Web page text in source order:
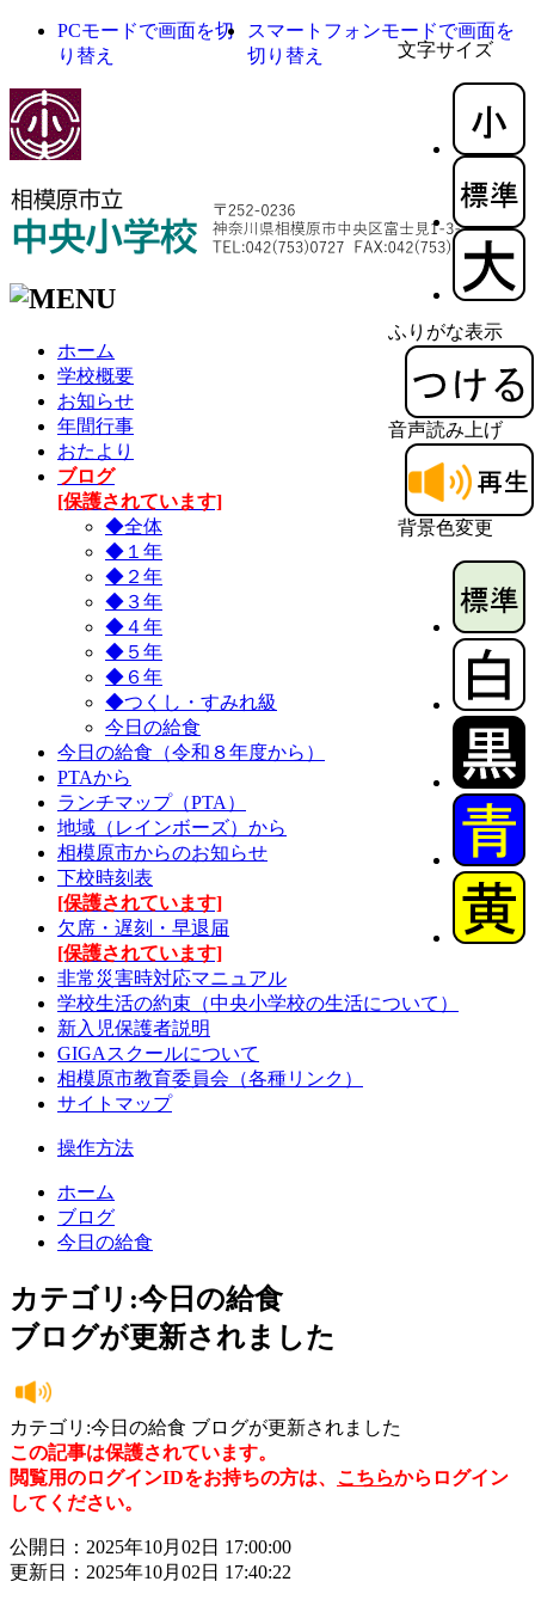
文字サイズ
ふりがな表示
音声読み上げ
背景色変更
PCモードで画面を切
り替え
スマートフォンモードで画面を
切り替え
ホーム
学校概要
お知らせ
年間行事
おたより
ブログ
[保護されています]
◆全体
◆１年
◆２年
◆３年
◆４年
◆５年
◆６年
◆つくし・すみれ級
今日の給食
今日の給食（令和８年度から）
PTAから
ランチマップ（PTA）
地域（レインボーズ）から
相模原市からのお知らせ
下校時刻表
[保護されています]
欠席・遅刻・早退届
[保護されています]
非常災害時対応マニュアル
学校生活の約束（中央小学校の生活について）
新入児保護者説明
GIGAスクールについて
相模原市教育委員会（各種リンク）
サイトマップ
操作方法
ホーム
ブログ
今日の給食
カテゴリ:今日の給食
ブログが更新されました
カテゴリ:今日の給食 ブログが更新されました
この記事は保護されています。
閲覧用のログインIDをお持ちの方は、 こちらからログイン
してください。
公開日：2025年10月02日 17:00:00
更新日：2025年10月02日 17:40:22